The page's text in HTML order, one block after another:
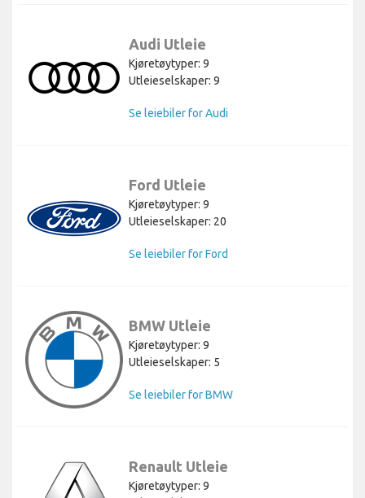
Audi Utleie
Kjøretøytyper: 9
Utleieselskaper: 9
Se leiebiler for Audi
Ford Utleie
Kjøretøytyper: 9
Utleieselskaper: 20
Se leiebiler for Ford
BMW Utleie
Kjøretøytyper: 9
Utleieselskaper: 5
Se leiebiler for BMW
Renault Utleie
Kjøretøytyper: 9